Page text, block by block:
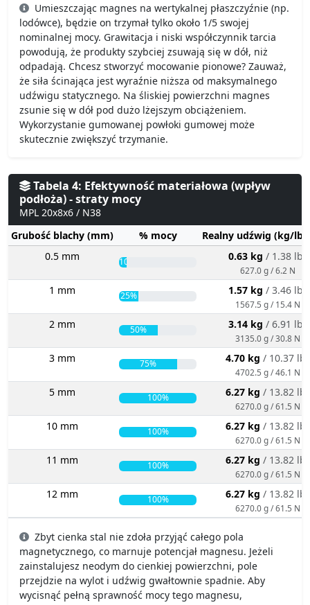
Umieszczając magnes na wertykalnej płaszczyźnie (np.
lodówce), będzie on trzymał tylko około 1/5 swojej
nominalnej mocy. Grawitacja i niski współczynnik tarcia
powodują, że produkty szybciej zsuwają się w dół, niż
odpadają. Chcesz stworzyć mocowanie pionowe? Zauważ,
że siła ścinająca jest wyraźnie niższa od maksymalnego
udźwigu statycznego. Na śliskiej powierzchni magnes
zsunie się w dół pod dużo lżejszym obciążeniem.
Wykorzystanie gumowanej powłoki gumowej może
skutecznie zwiększyć trzymanie.
Tabela 4: Efektywność materiałowa (wpływ
podłoża) - straty mocy
MPL 20x8x6 / N38
Grubość blachy (mm)
% mocy
Realny udźwig (kg/
0.5 mm
10% 0.63 kg / 1.38 lbs
627.0 g / 6.2 N
1 mm 25% 1.57 kg / 3.46 lbs
1567.5 g / 15.4 N
2 mm 50% 3.14 kg / 6.91 lbs
3135.0 g / 30.8 N
3 mm 75% 4.70 kg / 10.37 lbs
4702.5 g / 46.1 N
5 mm 100% 6.27 kg / 13.82 lbs
6270.0 g / 61.5 N
10 mm 100% 6.27 kg / 13.82 lbs
6270.0 g / 61.5 N
11 mm 100% 6.27 kg / 13.82 lbs
6270.0 g / 61.5 N
12 mm 100% 6.27 kg / 13.82 lbs
6270.0 g / 61.5 N
Zbyt cienka stal nie zdoła przyjąć całego pola
magnetycznego, co marnuje potencjał magnesu. Jeżeli
zainstalujesz neodym do cienkiej powierzchni, pole
przejdzie na wylot i udźwig gwałtownie spadnie. Aby
wycisnąć pełną sprawność mocy tego magnesu,